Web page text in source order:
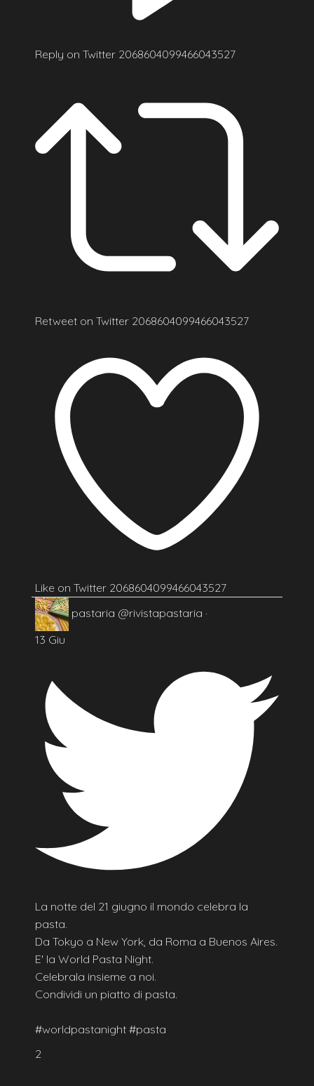
Reply on Twitter 2068604099466043527
Retweet on Twitter 2068604099466043527
Like on Twitter 2068604099466043527
pastaria @rivistapastaria ·
13 Giu
La notte del 21 giugno il mondo celebra la
pasta.
Da Tokyo a New York, da Roma a Buenos Aires.
E' la World Pasta Night.
Celebrala insieme a noi.
Condividi un piatto di pasta.
#worldpastanight #pasta
2